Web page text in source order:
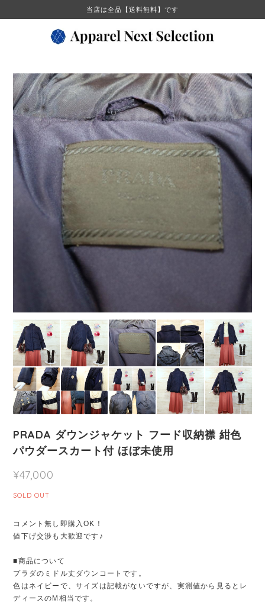
当店は全品【送料無料】です
PRADA ダウンジャケット フード収納襟 紺色
パウダースカート付 ほぼ未使用
¥47,000
SOLD OUT
コメント無し即購入OK！
値下げ交渉も大歓迎です♪
■商品について
プラダのミドル丈ダウンコートです。
色はネイビーで、サイズは記載がないですが、実測値から見るとレ
ディースのM相当です。